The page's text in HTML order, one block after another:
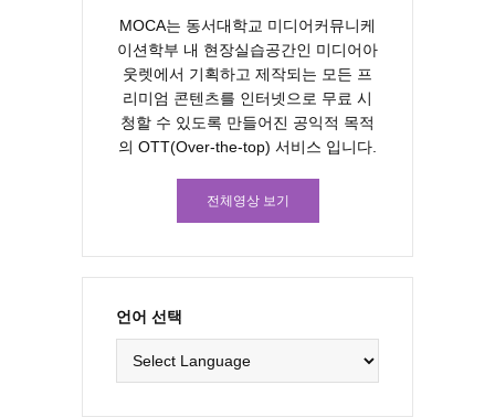
MOCA는 동서대학교 미디어커뮤니케
이션학부 내 현장실습공간인 미디어아
웃렛에서 기획하고 제작되는 모든 프
리미엄 콘텐츠를 인터넷으로 무료 시
청할 수 있도록 만들어진 공익적 목적
의 OTT(Over-the-top) 서비스 입니다.
전체영상 보기
언어 선택